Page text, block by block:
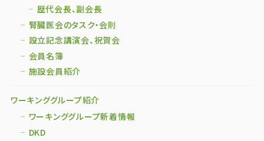
歴代会長、副会長
腎臓医会のタスク・会則
設立記念講演会、祝賀会
会員名簿
施設会員紹介
ワーキンググループ紹介
ワーキンググループ新着情報
DKD